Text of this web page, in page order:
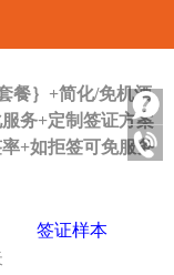
餐｝+简化/免机酒
务+定制签证方案
+如拒签可免服务
签证样本